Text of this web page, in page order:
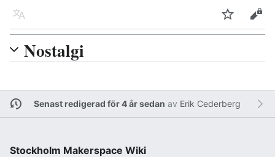
Läs på ett annat språk Bevaka Redigera
Nostalgi
Senast redigerad för 4 år sedan av Erik Cederberg
Stockholm Makerspace Wiki